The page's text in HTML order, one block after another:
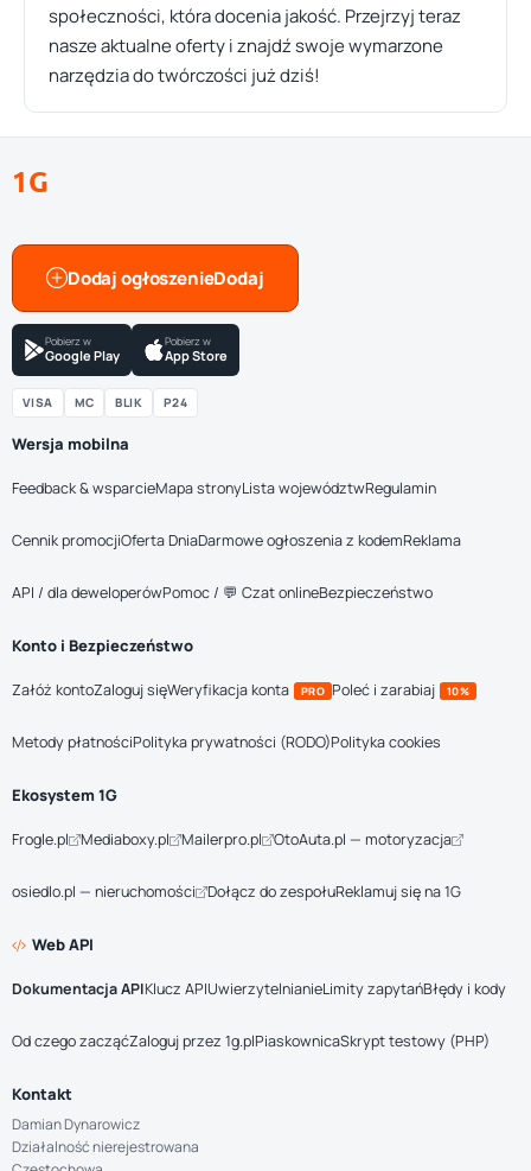
społeczności, która docenia jakość. Przejrzyj teraz
nasze aktualne oferty i znajdź swoje wymarzone
narzędzia do twórczości już dziś!
1G
Dodaj ogłoszenie
Pobierz w
Google Play
Pobierz w
App Store
VISA MC BLIK P24
Wersja mobilna
Feedback & wsparcieMapa stronyLista województwRegulamin
Cennik promocjiOferta DniaDarmowe ogłoszenia z kodemReklama
API / dla deweloperówPomoc / 💬 Czat onlineBezpieczeństwo
Konto i Bezpieczeństwo
Załóż kontoZaloguj sięWeryfikacja konta PRO Poleć i zarabiaj 10%
Metody płatnościPolityka prywatności (RODO)Polityka cookies
Ekosystem 1G
Frogle.pl Mediaboxy.pl Mailerpro.pl OtoAuta.pl — motoryzacja
osiedlo.pl — nieruchomości Dołącz do zespołuReklamuj się na 1G
Web API
Dokumentacja APIKlucz APIUwierzytelnianieLimity zapytańBłędy i kody
Od czego zacząćZaloguj przez 1g.plPiaskownicaSkrypt testowy (PHP)
Kontakt
Damian Dynarowicz
Działalność nierejestrowana